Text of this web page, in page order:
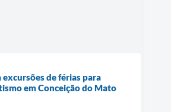
de férias para
em Conceição do Mato